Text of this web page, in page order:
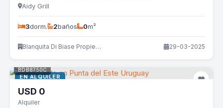
Aidy Grill
3dorm. 2baños 0m²
Blanquita Di Biase Propiedades 29-03-2025
EN ALQUILER
BDB8750C
USD 0
Alquiler